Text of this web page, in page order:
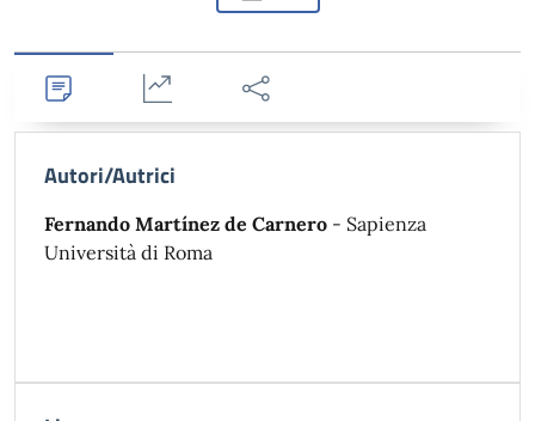
Dettagli Statistiche Condividi
Autori/Autrici
Fernando Martínez de Carnero - Sapienza
Università di Roma